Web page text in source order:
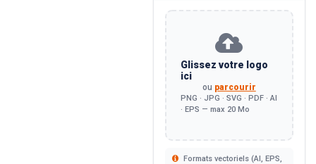
Glissez votre logo
ici
ou parcourir
PNG · JPG · SVG · PDF · AI
· EPS — max 20 Mo
Formats vectoriels (AI, EPS,